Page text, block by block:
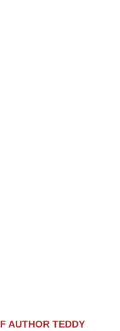
AUTHOR TEDDY